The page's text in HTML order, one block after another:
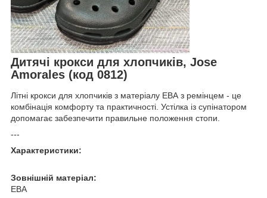
Дитячі крокси для хлопчиків, Jose
Amorales (код 0812)
Літні крокси для хлопчиків з матеріалу ЕВА з ремінцем - це
комбінація комфорту та практичності. Устілка із супінатором
допомагає забезпечити правильне положення стопи.
---
Характеристики:
Зовнішній матеріал:
ЕВА